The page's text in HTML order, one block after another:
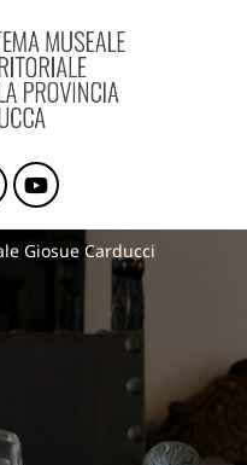
della
Giosue Carducci